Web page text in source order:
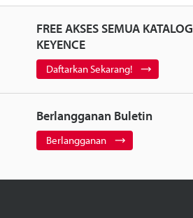
FREE AKSES SEMUA KATALOG
KEYENCE
Daftarkan Sekarang!
Berlangganan Buletin
Berlangganan